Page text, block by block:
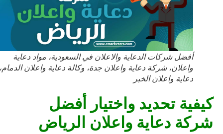
أفضل شركات الدعاية والاعلان في السعودية، مواد دعاية
واعلان، شركة دعاية واعلان جدة، وكالة دعاية واعلان الدمام،
دعاية واعلان الخبر
كيفية تحديد واختيار أفضل
شركة دعاية واعلان الرياض